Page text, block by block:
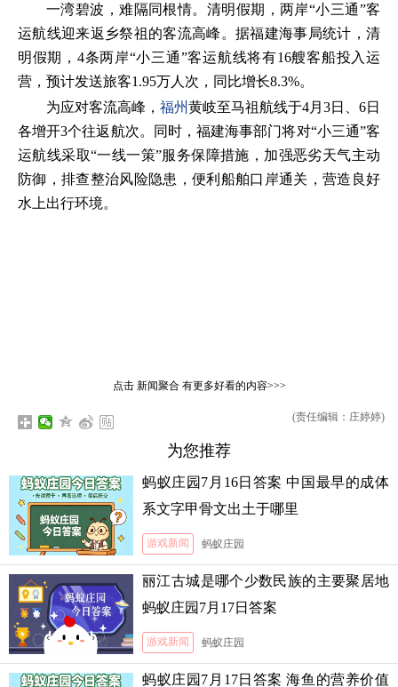
一湾碧波，难隔同根情。清明假期，两岸“小三通”客
运航线迎来返乡祭祖的客流高峰。据福建海事局统计，清
明假期，4条两岸“小三通”客运航线将有16艘客船投入运
营，预计发送旅客1.95万人次，同比增长8.3%。
为应对客流高峰， 福州黄岐至马祖航线于4月3日、6日
各增开3个往返航次。同时，福建海事部门将对“小三通”客
运航线采取“一线一策”服务保障措施，加强恶劣天气主动
防御，排查整治风险隐患，便利船舶口岸通关，营造良好
水上出行环境。
点击 新闻聚合有更多好看的内容>>>
(责任编辑：庄婷婷)
为您推荐
蚂蚁庄园7月16日答案 中国最早的成体
系文字甲骨文出土于哪里
游戏新闻 蚂蚁庄园
丽江古城是哪个少数民族的主要聚居地
蚂蚁庄园7月17日答案
游戏新闻 蚂蚁庄园
蚂蚁庄园7月17日答案 海鱼的营养价值